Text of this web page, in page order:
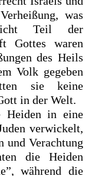
was
Teil der
Gottes waren
des Heils
Volk gegeben
sie keine
in der Welt.
Heiden in eine
verwickelt,
und Verachtung
die Heiden
während die